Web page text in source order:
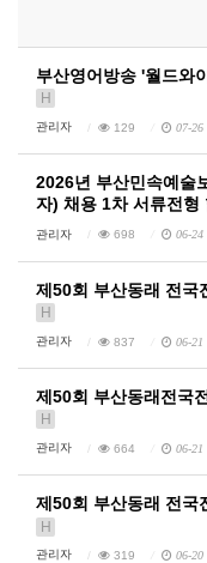
부산영어방송 '월드와
H
관리자 129 07-26
2026년 부산민속예술
자) 채용 1차 서류전형
관리자 698 06-24
제50회 부산동래 전국
H
관리자 837 06-21
제50회 부산동래전국
H
관리자 664 06-21
제50회 부산동래 전국
H
관리자 319 06-20